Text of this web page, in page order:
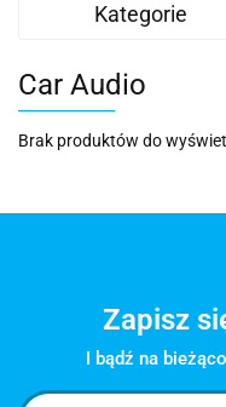
Kategorie
Car Audio
Brak produktów do
Zapisz
I bądź na